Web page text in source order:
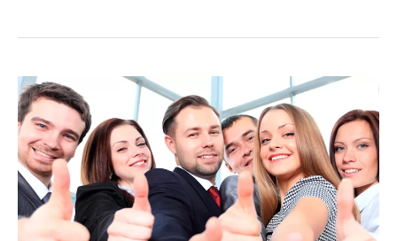
5
claves
para
lograr
una
cultura
corporativa